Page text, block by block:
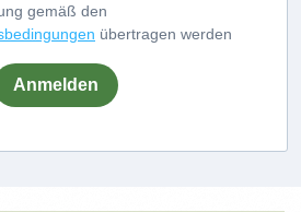
gemäß den
übertragen werden
Anmelden